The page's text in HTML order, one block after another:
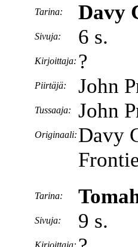
Tarina: Davy
Sivuja: 6 s.
Kirjoittaja: ?
Piirtäjä: John
Tussaaja: John
Originaali: Davy
Tarina:
Sivuja: 9 s.
Kirjoittaja: